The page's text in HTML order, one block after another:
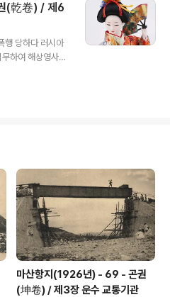
을 것. 1. 도로 및
날 때까지 조세를
근의 교차하는 곳
한국정부 소유지
무뢰배의 정황
상시 배치시킬
(乾卷) / 제6
행 당하다 러시아
하여 해상영사관
고 있더니, 올해
었다. 이에 앞서
곳에 살고 있었
권유했다. 이에
는 술, 차 검도, 궁
기예에 통달한 호
마산항지(1926년) - 69 - 곤권
(坤卷) / 제3장 운수 교통기관